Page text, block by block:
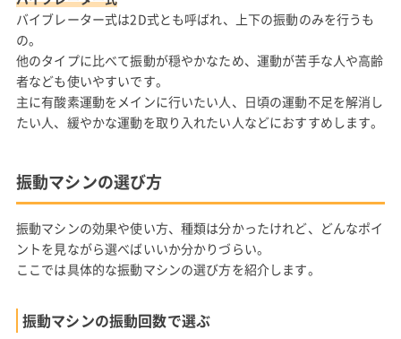
バイブレーター式は2D式とも呼ばれ、上下の振動のみを行うも
の。
他のタイプに比べて振動が穏やかなため、運動が苦手な人や高齢
者なども使いやすいです。
主に有酸素運動をメインに行いたい人、日頃の運動不足を解消し
たい人、緩やかな運動を取り入れたい人などにおすすめします。
振動マシンの選び方
振動マシンの効果や使い方、種類は分かったけれど、どんなポイ
ントを見ながら選べばいいか分かりづらい。
ここでは具体的な振動マシンの選び方を紹介します。
振動マシンの振動回数で選ぶ